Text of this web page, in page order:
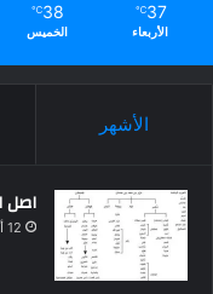
37
℃
الأربعاء
38
℃
الخميس
الأشهر
اصل
12 أكتوبر، 2021